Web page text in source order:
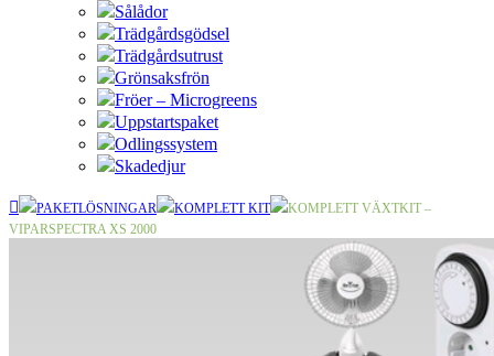
Sålådor
Trädgårdsgödsel
Trädgårdsutrust
Grönsaksfrön
Fröer – Microgreens
Uppstartspaket
Odlingssystem
Skadedjur
PAKETLÖSNINGAR KOMPLETT KIT
KOMPLETT VÄXTKIT –
VIPARSPECTRA XS 2000